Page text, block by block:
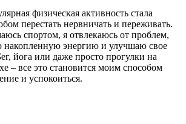
физическая активность стала
перестать нервничать и переживать.
спортом, я отвлекаюсь от проблем,
энергию и улучшаю свое
йога или даже просто прогулки на
– все это становится моим способом
и успокоиться.